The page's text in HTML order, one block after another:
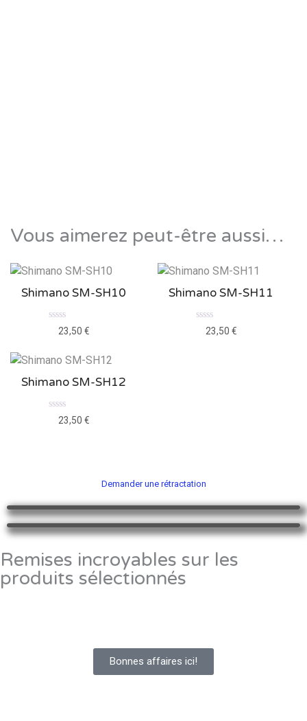
Vous aimerez peut-être aussi…
Shimano SM-SH10
Note23,50 €
Shimano SM-SH11
Note23,50 €
Shimano SM-SH12
Note23,50 €
Demander une rétractation
Remises incroyables sur les
produits sélectionnés
Bonnes affaires ici!